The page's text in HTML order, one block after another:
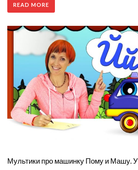
READ MORE
Мультики про машинку Пому и Машу.